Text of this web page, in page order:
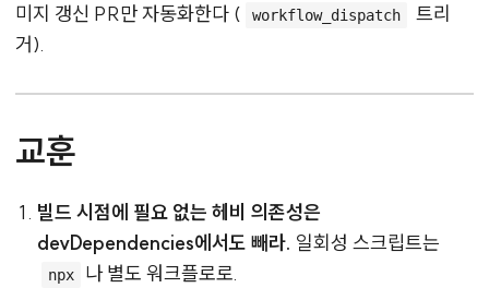
미지 갱신 PR만 자동화한다 (
workflow_dispatch
트리
거).
교훈
빌드 시점에 필요 없는 헤비 의존성은
devDependencies에서도 빼라. 일회성 스크립트는
npx 나 별도 워크플로로.